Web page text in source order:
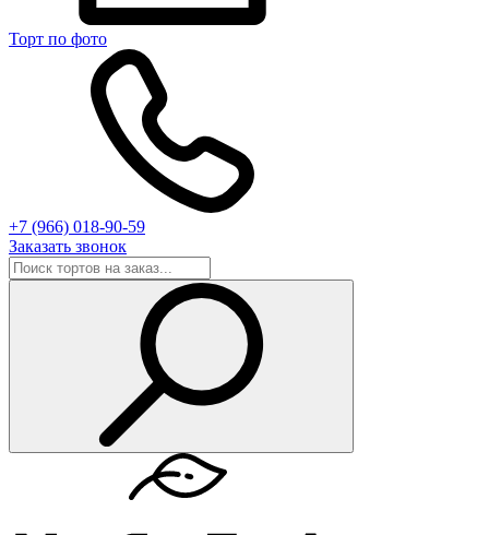
Торт по фото
+7 (966) 018-90-59
Заказать звонок